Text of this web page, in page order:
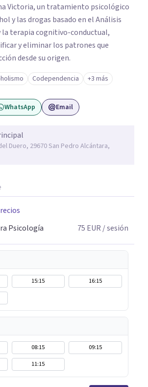
Victoria, un tratamiento psicológico
y las drogas basado en el Análisis
la terapia cognitivo-conductual,
y eliminar los patrones que
desde su origen.
Codependencia +3 más
WhatsApp Email
Duero, 29670 San Pedro Alcántara,
Psicología
75 EUR / sesión
15:15
16:15
08:15
09:15
11:15